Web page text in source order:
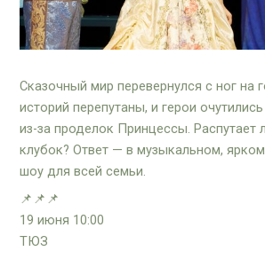
Сказочный мир перевернулся с ног на
историй перепутаны, и герои
из-за проделок Принцессы. Распутает
клубок? Ответ — в музыкальном,
шоу для всей семьи.
📌📌📌
19 июня 10:00
ТЮЗ